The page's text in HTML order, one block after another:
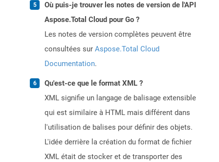
Où puis-je trouver les notes de version de l'API
Aspose.Total Cloud pour Go ?
Les notes de version complètes peuvent être
consultées sur Aspose.Total Cloud
Documentation.
Qu'est-ce que le format XML ?
XML signifie un langage de balisage extensible
qui est similaire à HTML mais différent dans
l'utilisation de balises pour définir des objets.
L'idée derrière la création du format de fichier
XML était de stocker et de transporter des